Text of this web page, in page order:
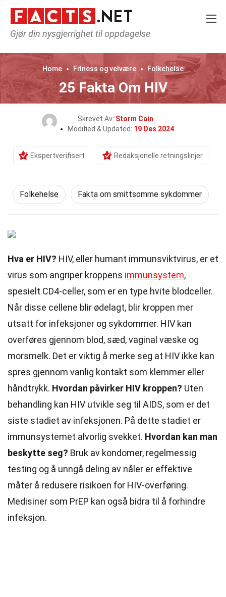
Gjør din nysgjerrighet til oppdagelse
Home Fitness og velvære Folkehelse
25 Fakta Om HIV
Skrevet Av: Storm Cain
Modified & Updated: 19 Des 2024
Ekspertverifisert Redaksjonelle retningslinjer
Folkehelse Fakta om smittsomme sykdommer
Hva er HIV? HIV, eller humant immunsviktvirus, er et
virus som angriper kroppens immunsystem,
spesielt CD4-celler, som er en type hvite blodceller.
Når disse cellene blir ødelagt, blir kroppen mer
utsatt for infeksjoner og sykdommer. HIV kan
overføres gjennom blod, sæd, vaginal væske og
morsmelk. Det er viktig å merke seg at HIV ikke kan
spres gjennom vanlig kontakt som klemmer eller
håndtrykk. Hvordan påvirker HIV kroppen? Uten
behandling kan HIV utvikle seg til AIDS, som er det
siste stadiet av infeksjonen. På dette stadiet er
immunsystemet alvorlig svekket. Hvordan kan man
beskytte seg? Bruk av kondomer, regelmessig
testing og å unngå deling av nåler er effektive
måter å redusere risikoen for HIV-overføring.
Medisiner som PrEP kan også bidra til å forhindre
infeksjon.